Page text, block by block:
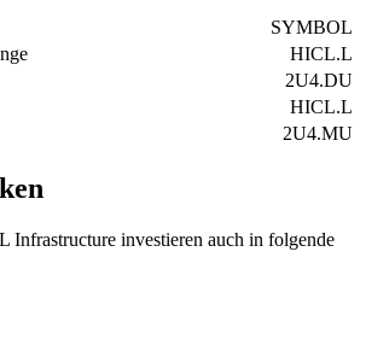
SYMBOL
HICL.L
2U4.DU
HICL.L
2U4.MU
Infrastructure investieren auch in folgende